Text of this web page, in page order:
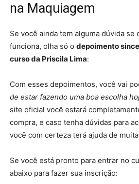
na Maquiagem
Se você ainda tem alguma dúvida se
funciona, olha só o depoimento
curso da Priscila Lima:
Com esses depoimentos, você vai
de estar fazendo uma boa escolha
site oficial você estará
compra, e caso tenha dúvidas para
você com certeza terá ajuda de
Se você está pronto para entrar no
abaixo para fazer sua inscrição: